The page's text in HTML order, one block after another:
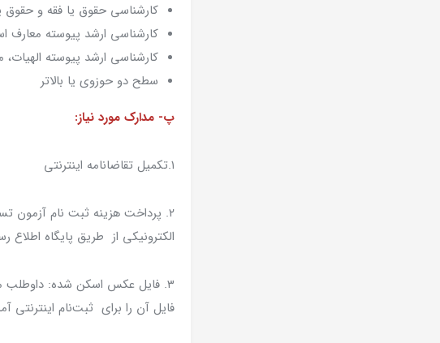
کارشناسی حقوق یا فقه و حقوق
کارشناسی ارشد پیوسته معارف
کارشناسی ارشد پیوسته
سطح دو حوزوی یا بالاتر
پ- مدارک مورد نیاز:
۱.تکمیل تقاضانامه اینترنتی
الکترونیکی از طریق پایگاه
۳. فایل عکس اسکن شده:
فایل آن را برای ثبت‌نام اینترنتی